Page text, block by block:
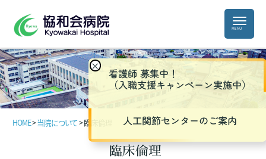
HOME>当院について>臨床倫理
臨床倫理
×
看護師 募集中！
（入職支援キャンペーン実施中）
人工関節センターのご案内